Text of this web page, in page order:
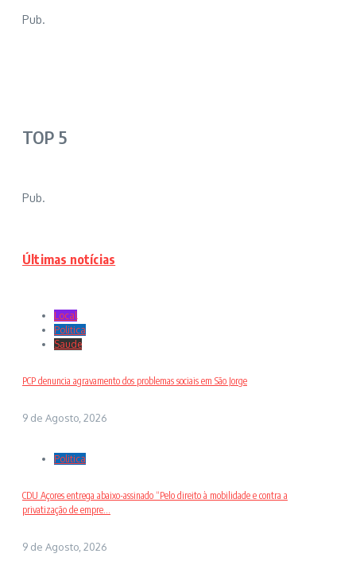
Pub.
TOP 5
Pub.
Últimas notícias
Local
Politica
Saude
PCP denuncia agravamento dos problemas sociais em São Jorge
9 de Agosto, 2026
Politica
CDU Açores entrega abaixo-assinado “Pelo direito à mobilidade e contra a
privatização de empre...
9 de Agosto, 2026